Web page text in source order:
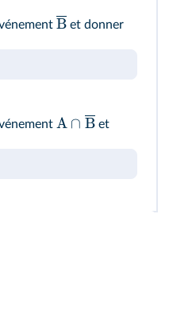
B et donner
A ∩ Bet